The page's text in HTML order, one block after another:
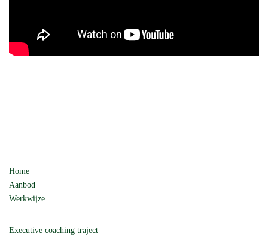
Home
Aanbod
Werkwijze
Executive coaching traject